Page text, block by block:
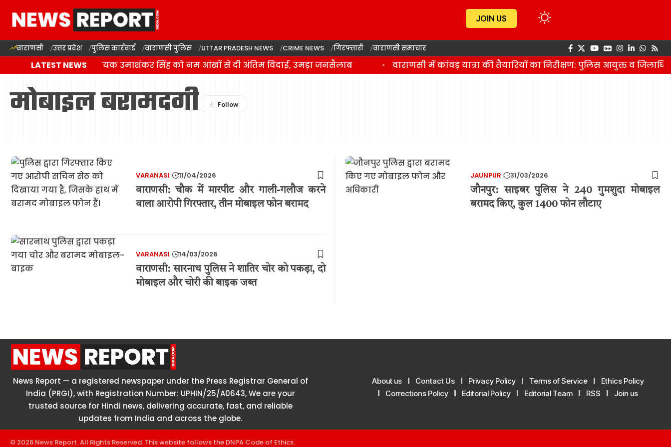
JOIN US
वाराणसी उत्तर प्रदेश पुलिस कार्रवाई वाराणसी पुलिस UTTAR PRADESH NEWS CRIME NEWS गिरफ्तारी वाराणसी समाचार
LATEST NEWS
बलिया में बसपा विधायक उमाशंकर सिंह को नम आंखों से दी अंतिम विदाई, उमड़ा जनसैलाब वाराणसी में कांवड़ यात्रा की तैयारियों का निरीक्षण: पुलिस आयुक्त व
मोबाइल बरामदगी
VARANASI 11/04/2026
वाराणसी: चौक में मारपीट और गाली-गलौज करने
वाला आरोपी गिरफ्तार, तीन मोबाइल फोन बरामद
JAUNPUR 31/03/2026
जौनपुर: साइबर पुलिस ने 240 गुमशुदा मोबाइल
बरामद किए, कुल 1400 फोन लौटाए
VARANASI 14/03/2026
वाराणसी: सारनाथ पुलिस ने शातिर चोर को पकड़ा, दो
मोबाइल और चोरी की बाइक जब्त
News Report — a registered newspaper under the Press Registrar General of
India (PRGI), with Registration Number: UPHIN/25/A0643, We are your
trusted source for Hindi news, delivering accurate, fast, and reliable
updates from India and across the globe.
About us Contact Us Privacy Policy Terms of Service
Ethics Policy
Corrections Policy
Editorial Policy Editorial Team RSS Join us
© 2026 News Report. All Rights Reserved. This website follows the DNPA Code of Ethics.